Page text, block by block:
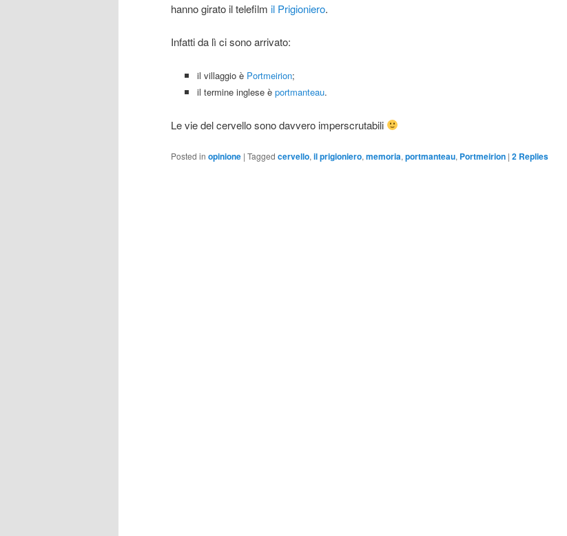
hanno girato il telefilm il Prigioniero.
Infatti da lì ci sono arrivato:
il villaggio è Portmeirion;
il termine inglese è portmanteau.
Le vie del cervello sono davvero imperscrutabili
Posted in opinione | Tagged cervello, il prigioniero, memoria, portmanteau, Portmeirion | 2 Replies